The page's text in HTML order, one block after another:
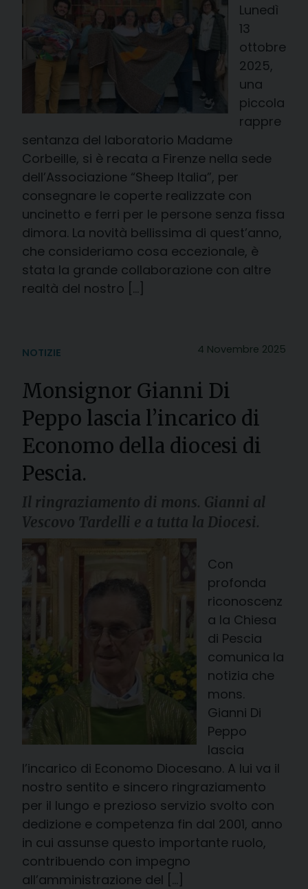
Lunedì
13
ottobre
2025,
una
piccola
rappre
sentanza del laboratorio Madame
Corbeille, si è recata a Firenze nella sede
dell’Associazione “Sheep Italia”, per
consegnare le coperte realizzate con
uncinetto e ferri per le persone senza fissa
dimora. La novità bellissima di quest’anno,
che consideriamo cosa eccezionale, è
stata la grande collaborazione con altre
realtà del nostro […]
4 Novembre 2025
NOTIZIE
Monsignor Gianni Di
Peppo lascia l’incarico di
Economo della diocesi di
Pescia.
Il ringraziamento di mons. Gianni al
Vescovo Tardelli e a tutta la Diocesi.
Con
profonda
riconoscenz
a la Chiesa
di Pescia
comunica la
notizia che
mons.
Gianni Di
Peppo
lascia
l’incarico di Economo Diocesano. A lui va il
nostro sentito e sincero ringraziamento
per il lungo e prezioso servizio svolto con
dedizione e competenza fin dal 2001, anno
in cui assunse questo importante ruolo,
contribuendo con impegno
all’amministrazione del […]